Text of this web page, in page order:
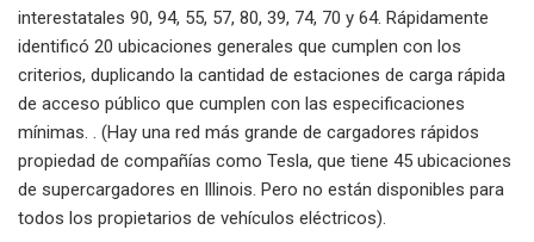
interestatales 90, 94, 55, 57, 80, 39, 74, 70 y 64. Rápidamente
identificó 20 ubicaciones generales que cumplen con los
criterios, duplicando la cantidad de estaciones de carga rápida
de acceso público que cumplen con las especificaciones
mínimas. . (Hay una red más grande de cargadores rápidos
propiedad de compañías como Tesla, que tiene 45 ubicaciones
de supercargadores en Illinois. Pero no están disponibles para
todos los propietarios de vehículos eléctricos).